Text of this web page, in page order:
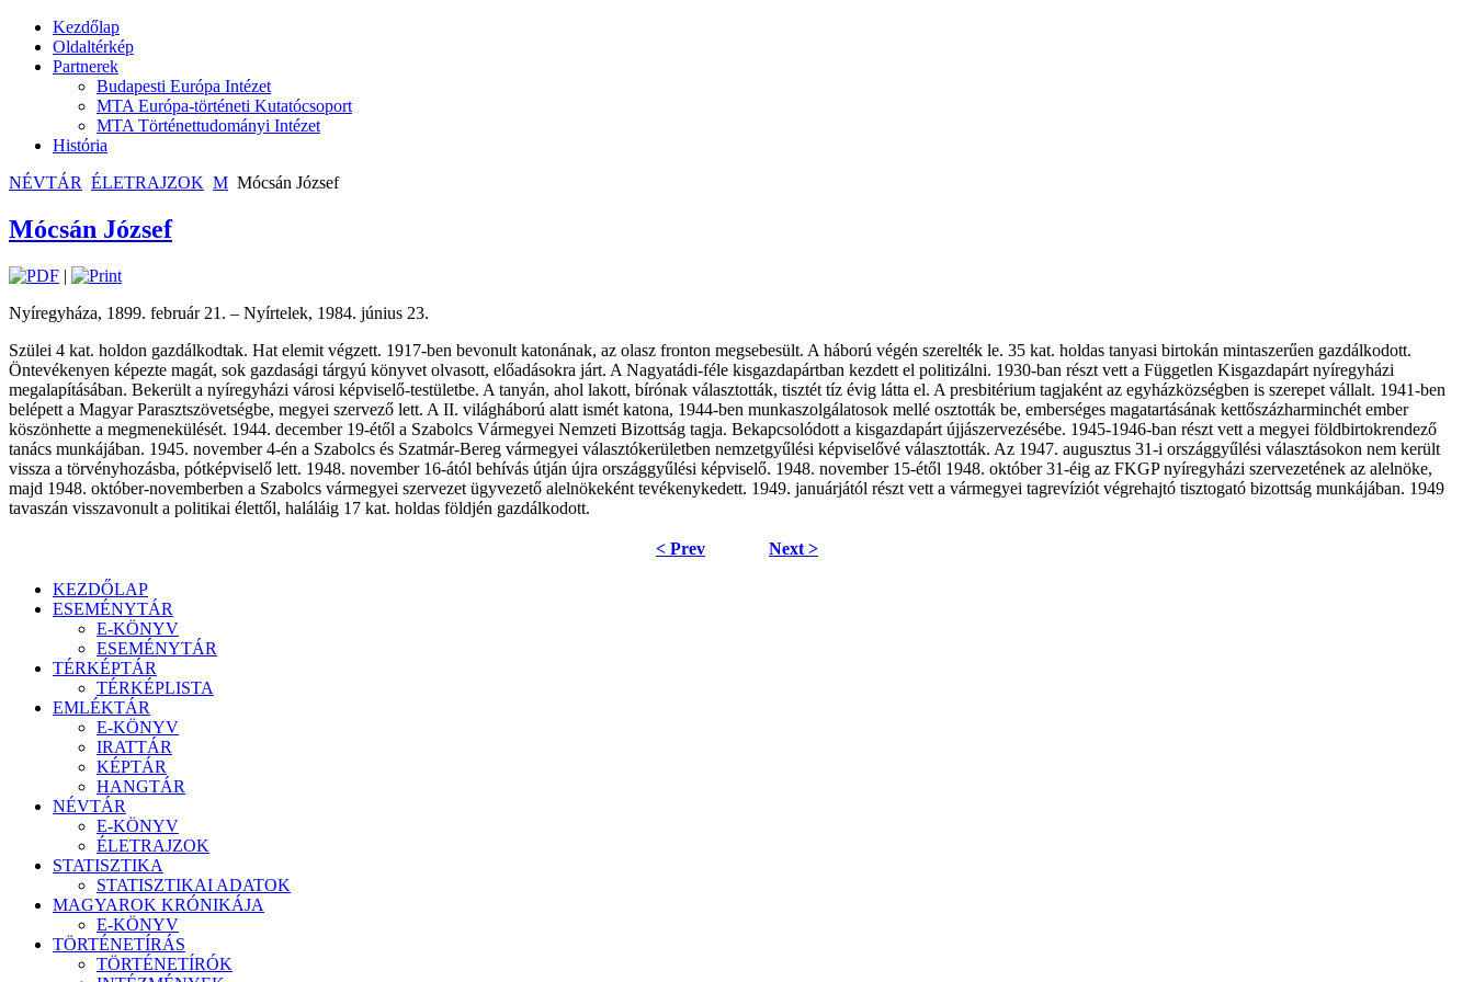
Kezdőlap
Oldaltérkép
Partnerek
Budapesti Európa Intézet
MTA Európa-történeti Kutatócsoport
MTA Történettudományi Intézet
História
NÉVTÁR ÉLETRAJZOK M Mócsán József
Mócsán József
|
Nyíregyháza, 1899. február 21. – Nyírtelek, 1984. június 23.
Szülei 4 kat. holdon gazdálkodtak. Hat elemit végzett. 1917-ben bevonult katonának, az olasz fronton megsebesült. A háború végén szerelték le. 35 kat. holdas tanyasi birtokán mintaszerűen gazdálkodott.
Öntevékenyen képezte magát, sok gazdasági tárgyú könyvet olvasott, előadásokra járt. A Nagyatádi-féle kisgazdapártban kezdett el politizálni. 1930-ban részt vett a Független Kisgazdapárt nyíregyházi
megalapításában. Bekerült a nyíregyházi városi képviselő-testületbe. A tanyán, ahol lakott, bírónak választották, tisztét tíz évig látta el. A presbitérium tagjaként az egyházközségben is szerepet vállalt. 1941-ben
belépett a Magyar Parasztszövetségbe, megyei szervező lett. A II. világháború alatt ismét katona, 1944-ben munkaszolgálatosok mellé osztották be, emberséges magatartásának kettőszázharminchét ember
köszönhette a megmenekülését. 1944. december 19-étől a Szabolcs Vármegyei Nemzeti Bizottság tagja. Bekapcsolódott a kisgazdapárt újjászervezésébe. 1945-1946-ban részt vett a megyei földbirtokrendező
tanács munkájában. 1945. november 4-én a Szabolcs és Szatmár-Bereg vármegyei választókerületben nemzetgyűlési képviselővé választották. Az 1947. augusztus 31-i országgyűlési választásokon nem került
vissza a törvényhozásba, pótképviselő lett. 1948. november 16-ától behívás útján újra országgyűlési képviselő. 1948. november 15-étől 1948. október 31-éig az FKGP nyíregyházi szervezetének az alelnöke,
majd 1948. október-novemberben a Szabolcs vármegyei szervezet ügyvezető alelnökeként tevékenykedett. 1949. januárjától részt vett a vármegyei tagrevíziót végrehajtó tisztogató bizottság munkájában. 1949
tavaszán visszavonult a politikai élettől, haláláig 17 kat. holdas földjén gazdálkodott.
< Prev Next >
KEZDŐLAP
ESEMÉNYTÁR
E-KÖNYV
ESEMÉNYTÁR
TÉRKÉPTÁR
TÉRKÉPLISTA
EMLÉKTÁR
E-KÖNYV
IRATTÁR
KÉPTÁR
HANGTÁR
NÉVTÁR
E-KÖNYV
ÉLETRAJZOK
STATISZTIKA
STATISZTIKAI ADATOK
MAGYAROK KRÓNIKÁJA
E-KÖNYV
TÖRTÉNETÍRÁS
TÖRTÉNETÍRÓK